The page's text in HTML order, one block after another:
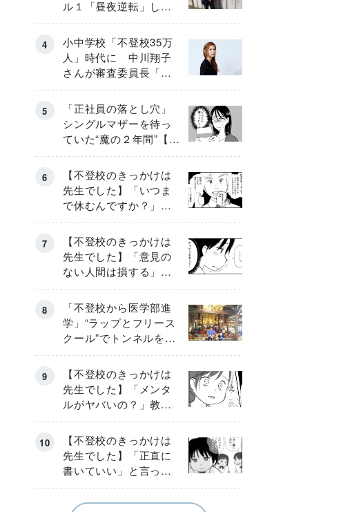
ル１「昼夜逆転」した
わが子を”夜遊び”に連れ
出した母の気づき
小中学校「不登校35万
人」時代に 中川翔子
さんが審査委員長「不
登校生動画甲子園
2026」が開催
「正社員の落とし穴」
シングルマザーを待っ
ていた“魔の２年間”【後
編】
【不登校のきっかけは
先生でした】「いつま
で休むんですか？」追
い詰められる母と息子
《第６話》
【不登校のきっかけは
先生でした】「意見の
ない人間は損する」担
任の一言が苦しみに…
《第１話》
「不登校から医学部進
学」“ラップとフリース
クール”でトンネルを脱
して高校受験へ〔元野
球少年の実話〕
【不登校のきっかけは
先生でした】「メンタ
ルがヤバいの？」教室
で始まった悪ふざけ
《第３話》
【不登校のきっかけは
先生でした】「正直に
書いていい」と言った
のに…信じた言葉は噓
だった《第４話》